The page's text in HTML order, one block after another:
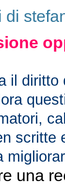
il diritto
scritte
una